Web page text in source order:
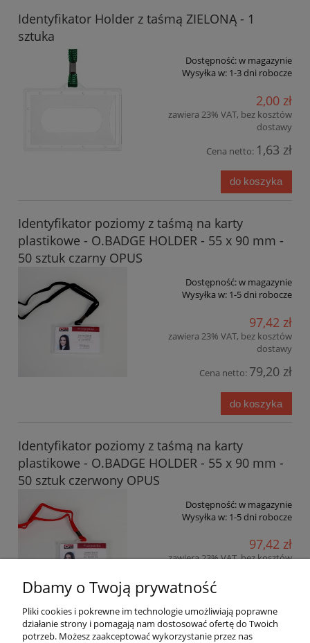
Identyfikator Holder z taśmą ZIELONĄ - 1
sztuka
Dostępność:w magazynie
Wysyłka w: 1-3 dni robocze
2,00 zł
zawiera 23% VAT, bez kosztów
dostawy
Cena netto: 1,63 zł
do koszyka
Identyfikator poziomy z taśmą na karty
plastikowe - O.BADGE HOLDER - 55 x 90 mm -
50 sztuk czarny OPUS
Dostępność:w magazynie
Wysyłka w: 1-5 dni robocze
97,42 zł
zawiera 23% VAT, bez kosztów
dostawy
Cena netto: 79,20 zł
do koszyka
Identyfikator poziomy z taśmą na karty
plastikowe - O.BADGE HOLDER - 55 x 90 mm -
50 sztuk czerwony OPUS
Dostępność:w magazynie
Wysyłka w: 1-5 dni robocze
97,42 zł
zawiera 23% VAT, bez kosztów
Cena netto:
do koszyka
Dbamy o Twoją prywatność
Pliki cookies i pokrewne im technologie umożliwiają poprawne
działanie strony i pomagają nam dostosować ofertę do Twoich
potrzeb. Możesz zaakceptować wykorzystanie przez nas